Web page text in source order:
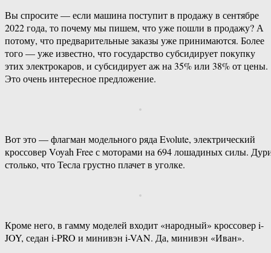
Вы спросите — если машина поступит в продажу в сентябре
2022 года, то почему мы пишем, что уже пошли в продажу? А
потому, что предварительные заказы уже принимаются. Более
того — уже известно, что государство субсидирует покупку
этих электрокаров, и субсидирует аж на 35% или 38% от цены.
Это очень интересное предложение.
Вот это — флагман модельного ряда Evolute, электрический
кроссовер Voyah Free с моторами на 694 лошадиных силы.
столько, что Тесла грустно плачет в уголке.
Кроме него, в гамму моделей входит «народный» кроссовер i-
JOY, седан i-PRO и минивэн i-VAN. Да, минивэн «Иван».